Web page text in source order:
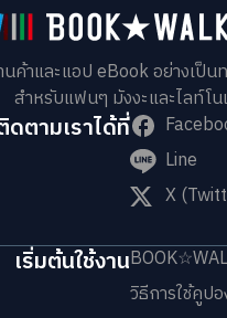
นค้าและแอป eBook อย่างเป็น
สำหรับแฟนๆ มังงะและไลท์โน
ดตามเราได้ที่
Line
X
เริ่มต้นใช้งาน
วิธีการใช้คูป